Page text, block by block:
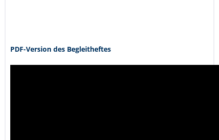
PDF-Version des Begleitheftes